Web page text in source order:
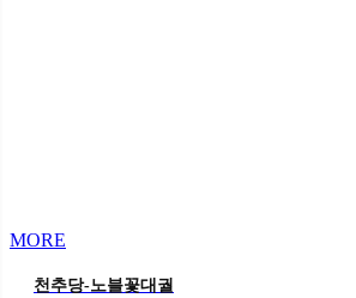
MORE
천추당-노블꽃대궐